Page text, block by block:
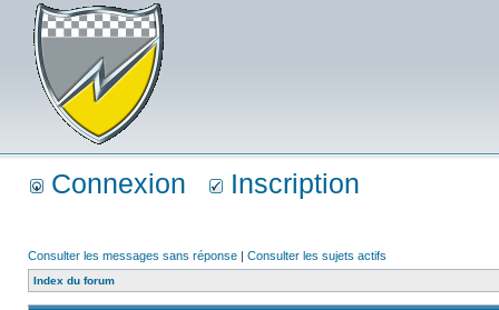
Connexion Inscription
Consulter les messages sans réponse | Consulter les sujets actifs
Index du forum